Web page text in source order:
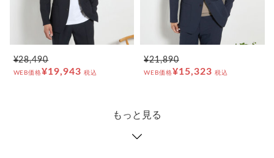
¥28,490
WEB価格¥19,943 税込
¥21,890
WEB価格¥15,323 税込
もっと見る